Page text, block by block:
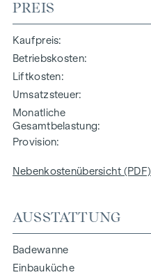
PREIS
Kaufpreis
Betriebskosten
Liftkosten
Umsatzsteuer
Monatliche
Gesamtbelastung
Provision
Nebenkostenübersicht (PDF)
AUSSTATTUNG
Badewanne
Einbauküche